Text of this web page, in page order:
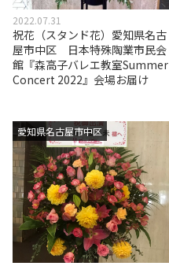
2022.07.31
祝花（スタンド花）愛知県名古
屋市中区 日本特殊陶業市民会
館『森高子バレエ教室Summer
Concert 2022』会場お届け
愛知県名古屋市中区